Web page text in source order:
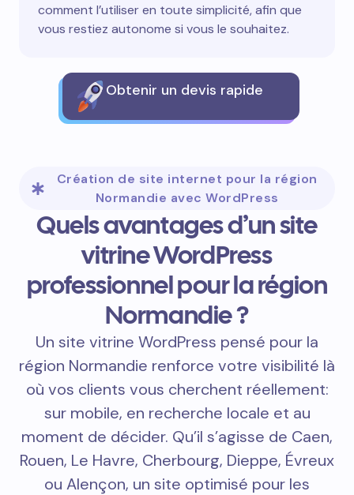
comment l’utiliser en toute simplicité, afin que
vous restiez autonome si vous le souhaitez.
Obtenir un devis rapide
Création de site internet pour la région
Normandie avec WordPress
Quels avantages d’un site
vitrine WordPress
professionnel pour la région
Normandie ?
Un site vitrine WordPress pensé pour la
région Normandie renforce votre visibilité là
où vos clients vous cherchent réellement:
sur mobile, en recherche locale et au
moment de décider. Qu’il s’agisse de Caen,
Rouen, Le Havre, Cherbourg, Dieppe, Évreux
ou Alençon, un site optimisé pour les